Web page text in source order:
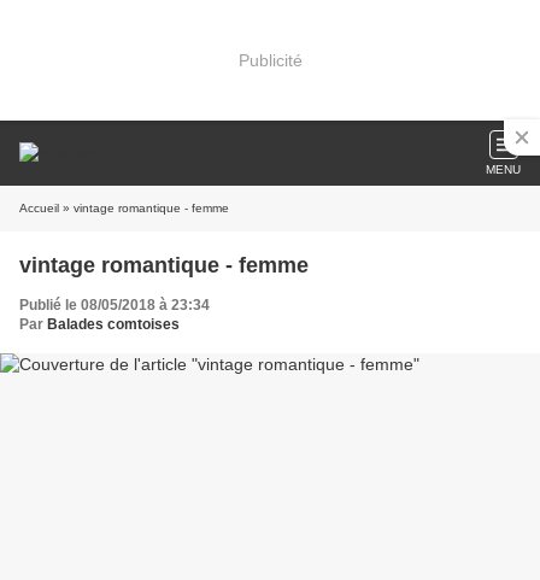
Publicité
MENU
Accueil » vintage romantique - femme
vintage romantique - femme
Publié le 08/05/2018 à 23:34
Par Balades comtoises